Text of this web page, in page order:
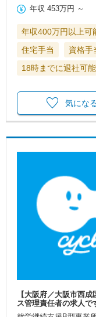
年収 453万円 ～
年収400万円以上可
住宅手当
資格手
18時までに退社可能
気にな
【大阪府／大阪市西
ス管理責任者の求人で